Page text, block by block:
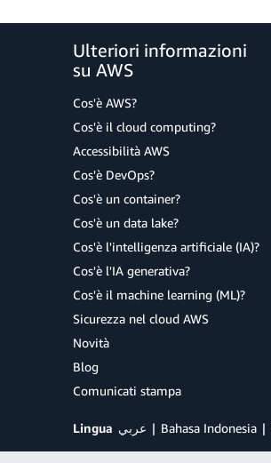
Ulteriori informazioni
su AWS
Cos'è AWS?
Cos'è il cloud computing?
Accessibilità AWS
Cos'è DevOps?
Cos'è un container?
Cos'è un data lake?
Cos'è l'intelligenza artificiale (IA)?
Cos'è l'IA generativa?
Cos'è il machine learning (ML)?
Sicurezza nel cloud AWS
Novità
Blog
Comunicati stampa
Lingua عربي Bahasa Indonesia